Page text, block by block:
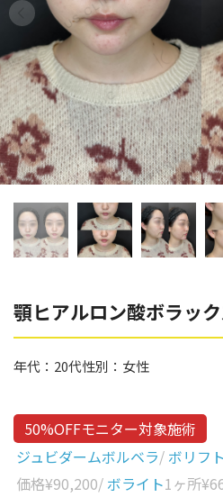
医師一覧
看護師一覧
新着情報
高橋 希
東山 麻伊子
松村 仁
泉 洋平
辻橋 勇祐
阿部 竜介
Parts
部位から探す
額
こめかみ
眉間
眉上
目の上
涙袋
ボリュ
ボリフ
ボルベ
ボライ
レナト
ダイヤ
ネハ
リジュ
目の下
その他
顎ヒアルロン酸ボラッ
年代： 20代性別： 女性
50%OFFモニター対象施術
ジュビダームボルベラ/ ボリフト
価格¥90,200/ ボライト1ヶ所